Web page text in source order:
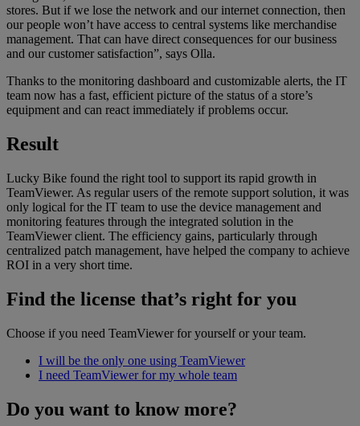
stores. But if we lose the network and our internet connection, then
our people won’t have access to central systems like merchandise
management. That can have direct consequences for our business
and our customer satisfaction”, says Olla.
Thanks to the monitoring dashboard and customizable alerts, the IT
team now has a fast, efficient picture of the status of a store’s
equipment and can react immediately if problems occur.
Result
Lucky Bike found the right tool to support its rapid growth in
TeamViewer. As regular users of the remote support solution, it was
only logical for the IT team to use the device management and
monitoring features through the integrated solution in the
TeamViewer client. The efficiency gains, particularly through
centralized patch management, have helped the company to achieve
ROI in a very short time.
Find the license that’s right for you
Choose if you need TeamViewer for yourself or your team.
I will be the only one using TeamViewer
I need TeamViewer for my whole team
Do you want to know more?